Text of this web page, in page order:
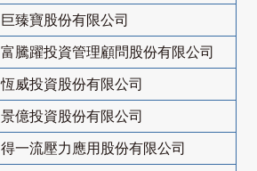
巨臻寶股份有限公司
富騰躍投資管理顧問股份有限公司
恆威投資股份有限公司
景億投資股份有限公司
得一流壓力應用股份有限公司